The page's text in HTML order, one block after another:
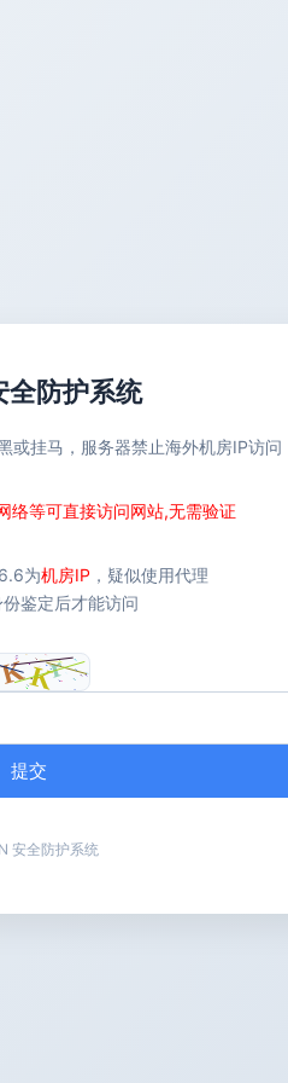
全防护系统
或挂马，服务器禁止海外机房IP访问
络等可直接访问网站,无需验证
为机房IP ，疑似使用代理
鉴定后才能访问
提交
安全防护系统